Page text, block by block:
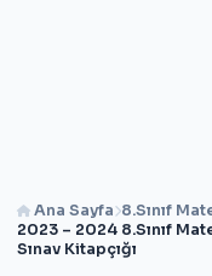
Ana Sayfa 8.Sınıf
2023 – 2024 8.Sınıf
Sınav Kitapçığı